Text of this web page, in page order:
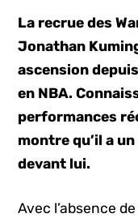
La recrue des
Jonathan
ascension
en NBA.
performances
montre qu’il a
devant lui.
Avec l’absence